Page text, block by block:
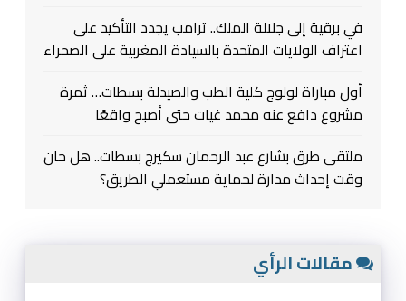
في برقية إلى جلالة الملك.. ترامب يجدد التأكيد على
اعتراف الولايات المتحدة بالسيادة المغربية على الصحراء
أول مباراة لولوج كلية الطب والصيدلة بسطات… ثمرة
مشروع دافع عنه محمد غيات حتى أصبح واقعًا
ملتقى طرق بشارع عبد الرحمان سكيرج بسطات.. هل حان
وقت إحداث مدارة لحماية مستعملي الطريق؟
مقالات الرأي